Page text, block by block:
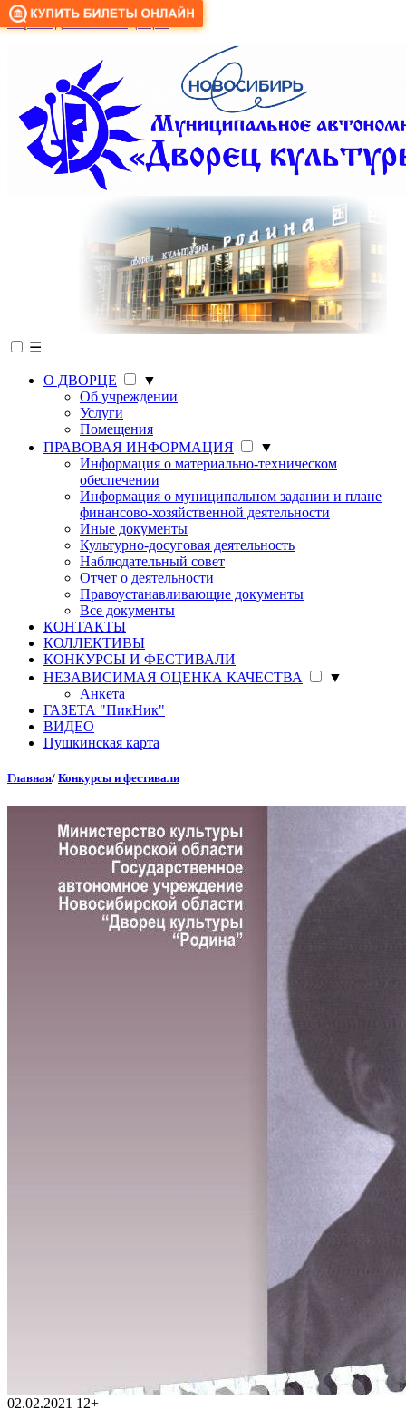
Версия для слабовидящих
☰
О ДВОРЦЕ
▼
Об учреждении
Услуги
Помещения
ПРАВОВАЯ ИНФОРМАЦИЯ
▼
Информация о материально-техническом
обеспечении
Информация о муниципальном задании и плане
финансово-хозяйственной деятельности
Иные документы
Культурно-досуговая деятельность
Наблюдательный совет
Отчет о деятельности
Правоустанавливающие документы
Все документы
КОНТАКТЫ
КОЛЛЕКТИВЫ
КОНКУРСЫ И ФЕСТИВАЛИ
НЕЗАВИСИМАЯ ОЦЕНКА КАЧЕСТВА
▼
Анкета
ГАЗЕТА "ПикНик"
ВИДЕО
Пушкинская карта
Главная/ Конкурсы и фестивали
02.02.2021 12+